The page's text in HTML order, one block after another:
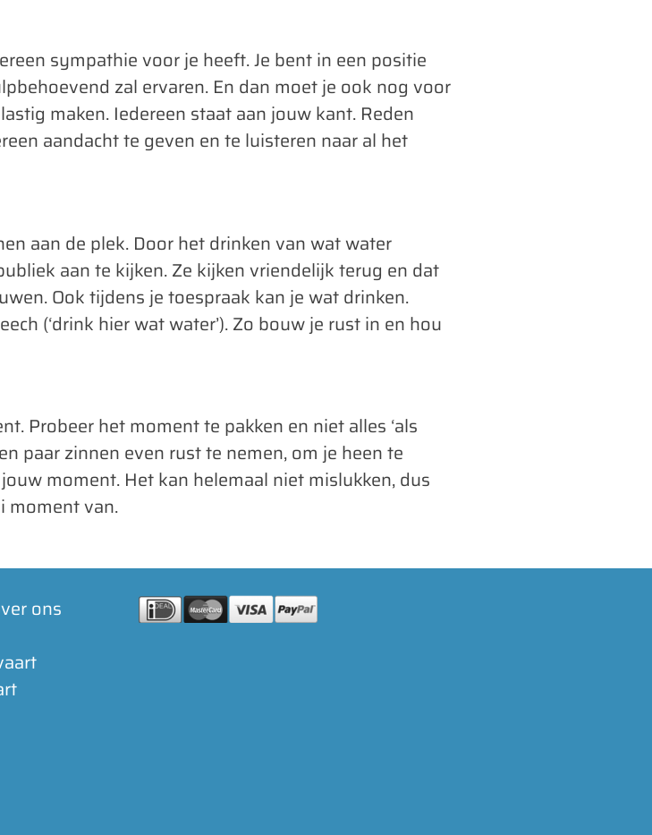
sympathie voor je heeft. Je bent in een positie
zal ervaren. En dan moet je ook nog voor
maken. Iedereen staat aan jouw kant. Reden
aandacht te geven en te luisteren naar al het
aan de plek. Door het drinken van wat water
aan te kijken. Ze kijken vriendelijk terug en dat
Ook tijdens je toespraak kan je wat drinken.
(‘drink hier wat water’). Zo bouw je rust in en hou
Probeer het moment te pakken en niet alles ‘als
paar zinnen even rust te nemen, om je heen te
moment. Het kan helemaal niet mislukken, dus
moment van.
ons